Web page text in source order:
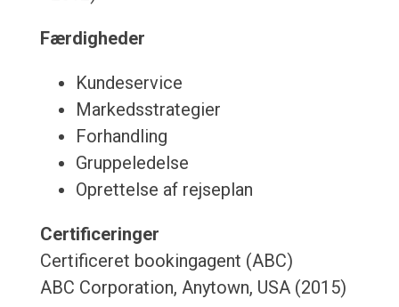
Færdigheder
Kundeservice
Markedsstrategier
Forhandling
Gruppeledelse
Oprettelse af rejseplan
Certificeringer
Certificeret bookingagent (ABC)
ABC Corporation, Anytown, USA (2015)